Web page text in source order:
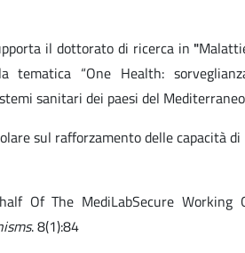
il dottorato di ricerca in "
tematica “One Health:
sanitari dei paesi del
sul rafforzamento delle capacità
Of The MediLabSecure Working
. 8(1):84